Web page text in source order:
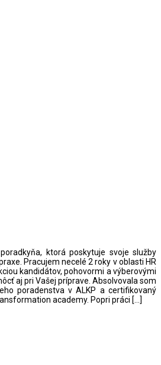
ktorá poskytuje svoje služby
Pracujem necelé 2 roky v oblasti HR
kandidátov, pohovormi a výberovými
aj pri Vašej príprave. Absolvovala som
poradenstva v ALKP a certifikovaný
academy. Popri práci […]